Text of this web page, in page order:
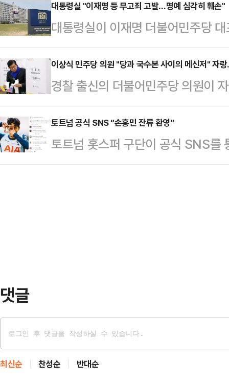
된 국가원수 대통령이라는 지위와
수사 과정상 더욱 강화된 존중이 필
그것은 대한민국 국격과…
사원장이 국회에서 탄핵소추돼 직
맡고 있다.조은석 대행은 7일 국회
령실·관저 이전 감사와 관련해 직
의에 "맞다"고 답했다.앞서 감사원
감사 결과 보고서를 공개한 바 있다
해온 바 있다.이와 관…
대통령실 "이재명 등 무고죄 고발…명예 심각히 훼손"
대통령실이 이재명 더불어민주당
조치했다고 밝혔다.대통령실은 7
대통령비서실장, 신원식 국가안보
실 제2차장, 최병옥 국방비서관을
에 언급된 5명은 계엄 선포에 대해
법률 검토 등을 한 사실이 전혀 없
처분을 받게 할 목적으로 허위 사실
령실의 명예를 심각하…
이상식 민주당 의원 "당과 국수본 사이의 메신저" 자
경찰 출신의 더불어민주당 의원이
고 당과 국수본 간의 메신저 역할을
대통령을 체포하려는 수사기관과
두고 의사연락을 하고 있었던 것이
7일 페이스북에서 "어저께와 어제
토트넘 공식 SNS “손흥민 잔류 환영”
토트넘 홋스퍼 구단이 공식 SNS를
은 7일(한국시간) 구단 공식 홈페이
댓글
최신순 찬성순 반대순